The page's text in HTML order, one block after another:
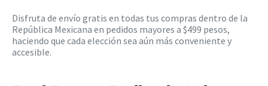
Disfruta de envío gratis en todas tus compras dentro de la
República Mexicana en pedidos mayores a $499 pesos,
haciendo que cada elección sea aún más conveniente y
accesible.